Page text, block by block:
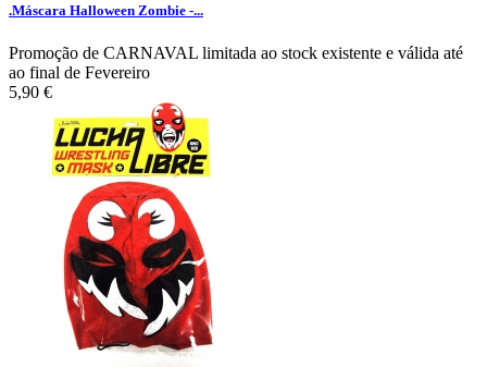
.Máscara Halloween Zombie -...
Promoção de CARNAVAL limitada ao stock existente e válida até
ao final de Fevereiro
5,90 €